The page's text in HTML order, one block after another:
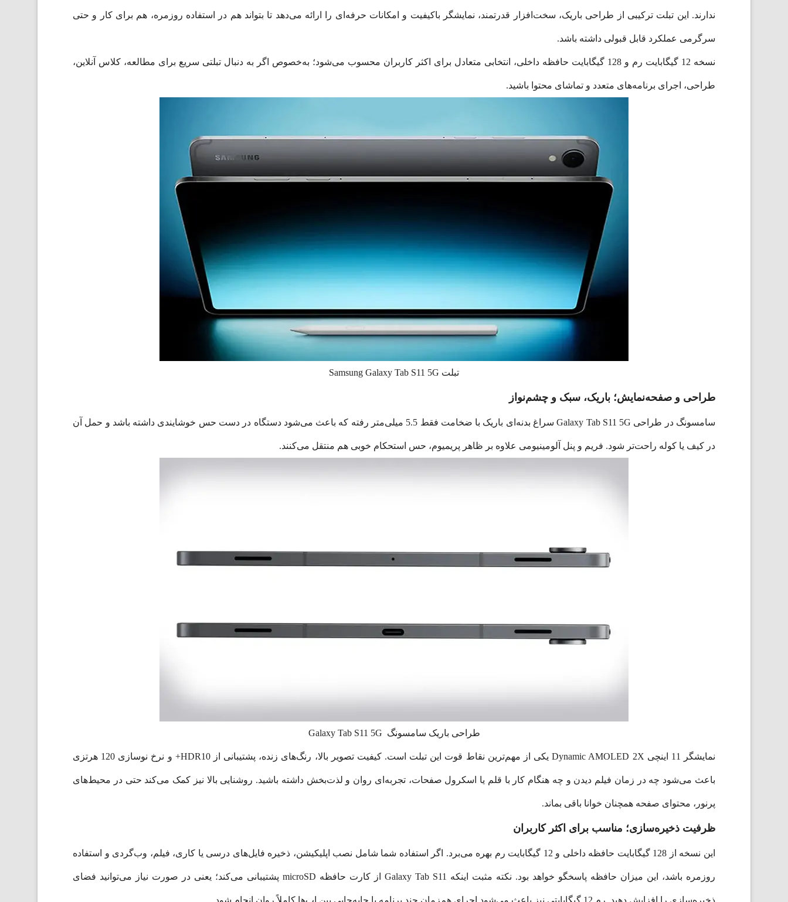
ندارند. این تبلت ترکیبی از طراحی باریک، سخت‌افزار قدرتمند، نمایشگر باکیفیت و امکانات حرفه‌ای را ارائه می‌دهد تا بتواند هم در استفاده روزمره، هم برای کار و حتی
سرگرمی عملکرد قابل قبولی داشته باشد.
نسخه 12 گیگابایت رم و 128 گیگابایت حافظه داخلی، انتخابی متعادل برای اکثر کاربران محسوب می‌شود؛ به‌خصوص اگر به دنبال تبلتی سریع برای مطالعه، کلاس آنلاین،
طراحی، اجرای برنامه‌های متعدد و تماشای محتوا باشید.
تبلت Samsung Galaxy Tab S11 5G
طراحی و صفحه‌نمایش؛ باریک، سبک و چشم‌نواز
سامسونگ در طراحی Galaxy Tab S11 5G سراغ بدنه‌ای باریک با ضخامت فقط 5.5 میلی‌متر رفته که باعث می‌شود دستگاه در دست حس خوشایندی داشته باشد و حمل آن
در کیف یا کوله راحت‌تر شود. فریم و پنل آلومینیومی علاوه بر ظاهر پریمیوم، حس استحکام خوبی هم منتقل می‌کنند.
طراحی باریک سامسونگ Galaxy Tab S11 5G
نمایشگر 11 اینچی Dynamic AMOLED 2X یکی از مهم‌ترین نقاط قوت این تبلت است. کیفیت تصویر بالا، رنگ‌های زنده، پشتیبانی از HDR10+ و نرخ نوسازی 120 هرتزی
باعث می‌شود چه در زمان فیلم دیدن و چه هنگام کار با قلم یا اسکرول صفحات، تجربه‌ای روان و لذت‌بخش داشته باشید. روشنایی بالا نیز کمک می‌کند حتی در محیط‌های
پرنور، محتوای صفحه همچنان خوانا باقی بماند.
ظرفیت ذخیره‌سازی؛ مناسب برای اکثر کاربران
این نسخه از 128 گیگابایت حافظه داخلی و 12 گیگابایت رم بهره می‌برد. اگر استفاده شما شامل نصب اپلیکیشن، ذخیره فایل‌های درسی یا کاری، فیلم، وب‌گردی و استفاده
روزمره باشد، این میزان حافظه پاسخگو خواهد بود. نکته مثبت اینکه Galaxy Tab S11 از کارت حافظه microSD پشتیبانی می‌کند؛ یعنی در صورت نیاز می‌توانید فضای
ذخیره‌سازی را افزایش دهید. رم 12 گیگابایتی نیز باعث می‌شود اجرای هم‌زمان چند برنامه یا جابه‌جایی بین اپ‌ها کاملاً روان انجام شود.